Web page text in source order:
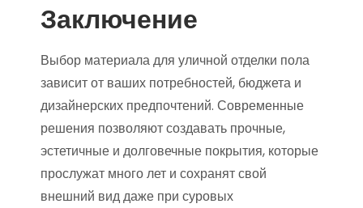
Заключение
Выбор материала для уличной отделки пола
зависит от ваших потребностей, бюджета и
дизайнерских предпочтений. Современные
решения позволяют создавать прочные,
эстетичные и долговечные покрытия, которые
прослужат много лет и сохранят свой
внешний вид даже при суровых